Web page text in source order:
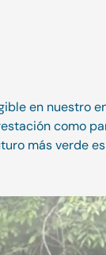
en nuestro
como
más verde